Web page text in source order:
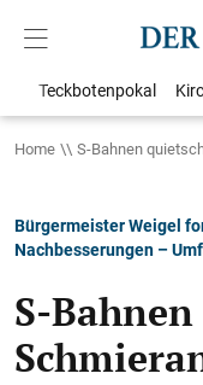
Teckbotenpokal
Home S-Bahnen
Bürgermeister Weigel
Nachbesserungen –
S-